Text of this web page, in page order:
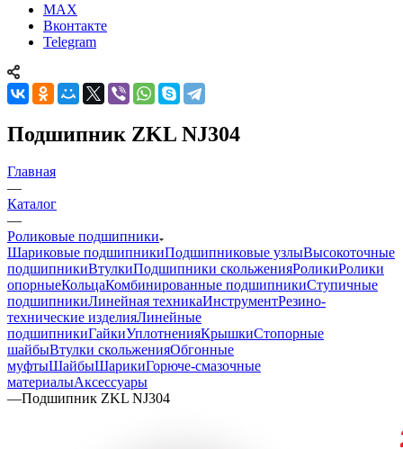
MAX
Вконтакте
Telegram
Подшипник ZKL NJ304
Главная
—
Каталог
—
Роликовые подшипники
Шариковые подшипникиПодшипниковые узлыВысокоточные
подшипникиВтулкиПодшипники скольженияРоликиРолики
опорныеКольцаКомбинированные подшипникиСтупичные
подшипникиЛинейная техникаИнструментРезино-
технические изделияЛинейные
подшипникиГайкиУплотненияКрышкиСтопорные
шайбыВтулки скольженияОбгонные
муфтыШайбыШарикиГорюче-смазочные
материалыАксессуары
—Подшипник ZKL NJ304